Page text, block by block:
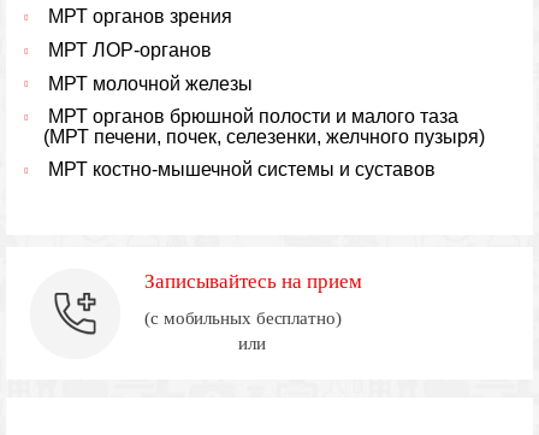
МРТ органов зрения
МРТ ЛОР-органов
МРТ молочной железы
МРТ органов брюшной полости и малого таза
(МРТ печени, почек, селезенки, желчного пузыря)
МРТ костно-мышечной системы и суставов
Записывайтесь на прием
(с мобильных бесплатно)
или